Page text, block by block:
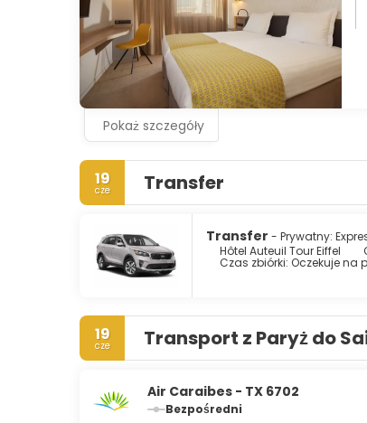
Pokaż szczegóły
19
cze Transfer
Transfer - Prywatny:
Hôtel Auteuil Tour Eiffel
Czas zbiórki: Oczekuje na
19
cze Transport z Paryż do
Air Caraibes - TX 6702
Bezpośredni